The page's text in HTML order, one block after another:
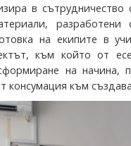
в
на екипите в
към който от
на начина,
консумация към